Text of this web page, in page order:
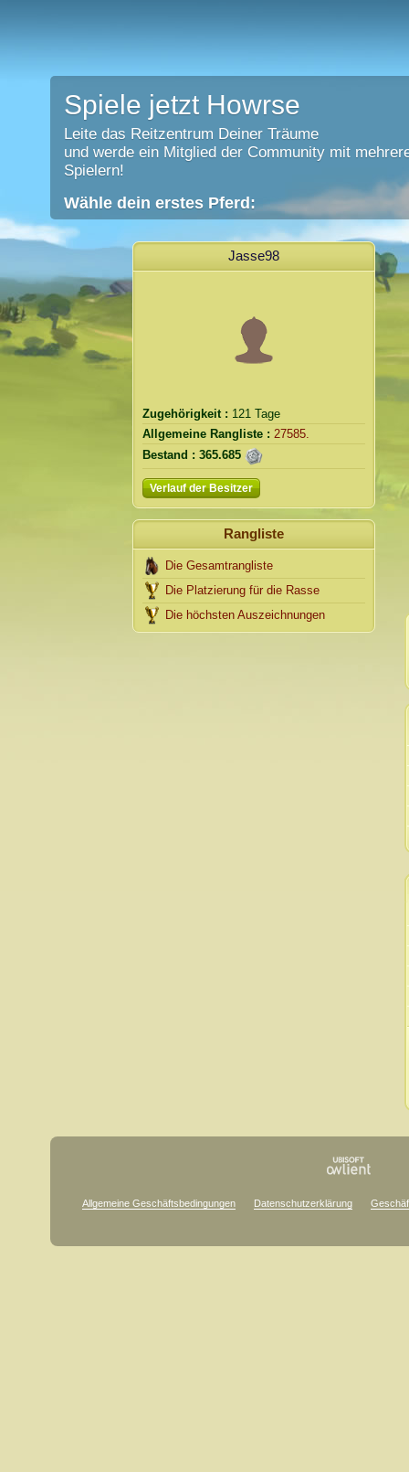
Spiele jetzt Howrse
Leite das Reitzentrum Deiner Träume
und werde ein Mitglied der Community mit
Spielern!
Wähle dein erstes Pferd:
Jasse98
Zugehörigkeit : 121 Tage
Allgemeine Rangliste : 27585.
Bestand : 365.685
Verlauf der Besitzer
Rangliste
Die Gesamtrangliste
Die Platzierung für die Rasse
Die höchsten Auszeichnungen
Allgemeine Geschäftsbedingungen Datenschutzerklärung